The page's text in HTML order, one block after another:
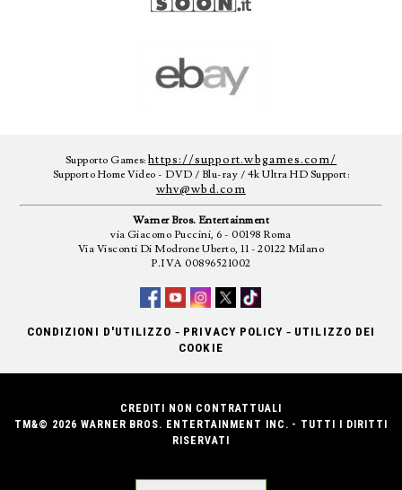
Supporto Games:https://support.wbgames.com/
Supporto Home Video - DVD / Blu-ray / 4k Ultra HD Support:
whv@wbd.com
Warner Bros. Entertainment
via Giacomo Puccini, 6 - 00198 Roma
Via Visconti Di Modrone Uberto, 11 - 20122 Milano
P.IVA 00896521002
CONDIZIONI D'UTILIZZO - PRIVACY POLICY - UTILIZZO DEI
COOKIE
CREDITI NON CONTRATTUALI
TM&© 2026 WARNER BROS. ENTERTAINMENT INC. - TUTTI I DIRITTI
RISERVATI